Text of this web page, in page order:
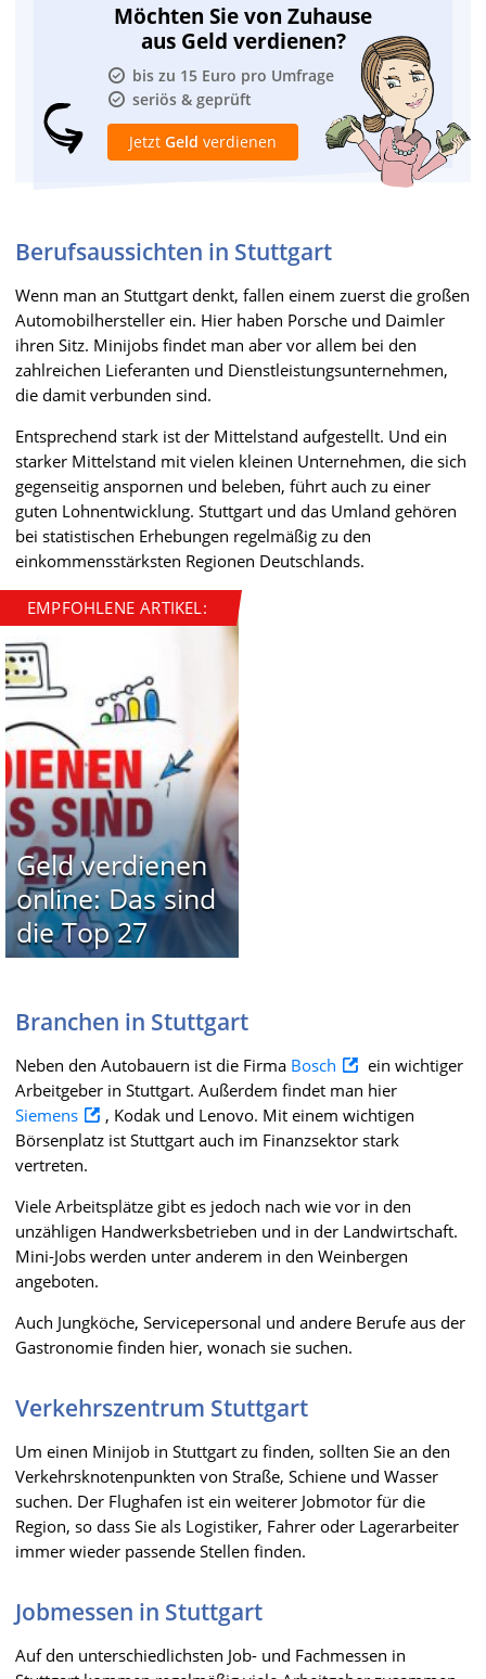
Möchten Sie von Zuhause
aus Geld verdienen?
bis zu 15 Euro pro Umfrage
seriös & geprüft
Jetzt Geld verdienen
Berufsaussichten in Stuttgart
Wenn man an Stuttgart denkt, fallen einem zuerst die großen
Automobilhersteller ein. Hier haben Porsche und Daimler
ihren Sitz. Minijobs findet man aber vor allem bei den
zahlreichen Lieferanten und Dienstleistungsunternehmen,
die damit verbunden sind.
Entsprechend stark ist der Mittelstand aufgestellt. Und ein
starker Mittelstand mit vielen kleinen Unternehmen, die sich
gegenseitig anspornen und beleben, führt auch zu einer
guten Lohnentwicklung. Stuttgart und das Umland gehören
bei statistischen Erhebungen regelmäßig zu den
einkommensstärksten Regionen Deutschlands.
EMPFOHLENE ARTIKEL:
Geld verdienen
online: Das sind
die Top 27
Branchen in Stuttgart
Neben den Autobauern ist die Firma Bosch
ein wichtiger
Arbeitgeber in Stuttgart. Außerdem findet man hier
Siemens
, Kodak und Lenovo. Mit einem wichtigen
Börsenplatz ist Stuttgart auch im Finanzsektor stark
vertreten.
Viele Arbeitsplätze gibt es jedoch nach wie vor in den
unzähligen Handwerksbetrieben und in der Landwirtschaft.
Mini-Jobs werden unter anderem in den Weinbergen
angeboten.
Auch Jungköche, Servicepersonal und andere Berufe aus der
Gastronomie finden hier, wonach sie suchen.
Verkehrszentrum Stuttgart
Um einen Minijob in Stuttgart zu finden, sollten Sie an den
Verkehrsknotenpunkten von Straße, Schiene und Wasser
suchen. Der Flughafen ist ein weiterer Jobmotor für die
Region, so dass Sie als Logistiker, Fahrer oder Lagerarbeiter
immer wieder passende Stellen finden.
Jobmessen in Stuttgart
Auf den unterschiedlichsten Job- und Fachmessen in